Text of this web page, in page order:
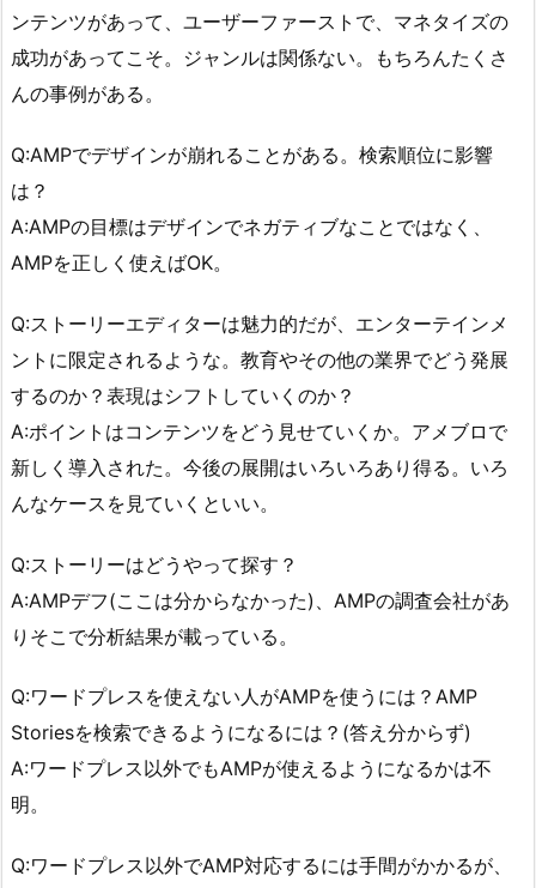
ンテンツがあって、ユーザーファーストで、マネタイズの
成功があってこそ。ジャンルは関係ない。もちろんたくさ
んの事例がある。
Q:AMPでデザインが崩れることがある。検索順位に影響
は？
A:AMPの目標はデザインでネガティブなことではなく、
AMPを正しく使えばOK。
Q:ストーリーエディターは魅力的だが、エンターテインメ
ントに限定されるような。教育やその他の業界でどう発展
するのか？表現はシフトしていくのか？
A:ポイントはコンテンツをどう見せていくか。アメブロで
新しく導入された。今後の展開はいろいろあり得る。いろ
んなケースを見ていくといい。
Q:ストーリーはどうやって探す？
A:AMPデフ(ここは分からなかった)、AMPの調査会社があ
りそこで分析結果が載っている。
Q:ワードプレスを使えない人がAMPを使うには？AMP
Storiesを検索できるようになるには？(答え分からず)
A:ワードプレス以外でもAMPが使えるようになるかは不
明。
Q:ワードプレス以外でAMP対応するには手間がかかるが、